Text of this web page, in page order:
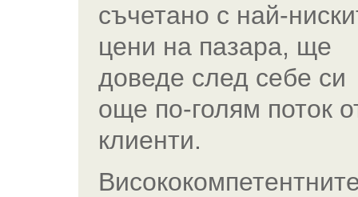
съчетано с най-
цени на пазара, ще
доведе след себе си
още по-голям поток
клиенти.